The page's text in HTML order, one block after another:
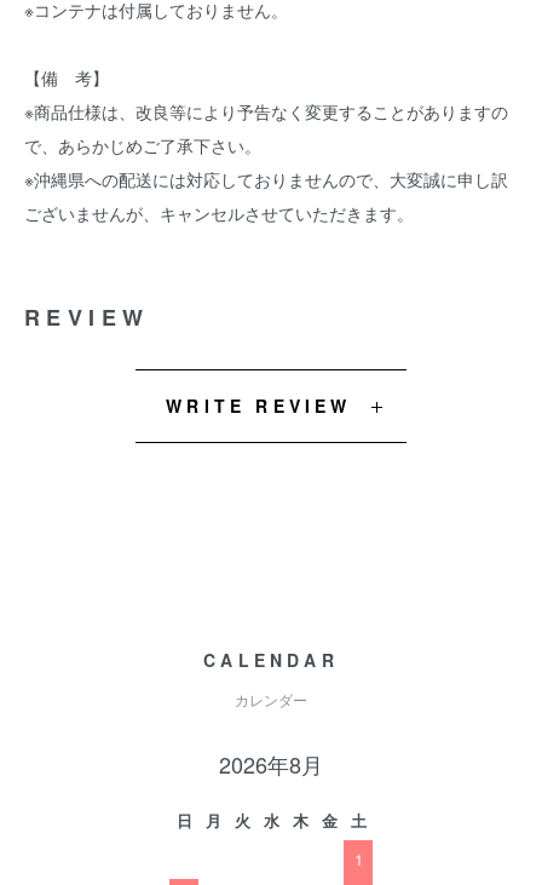
※コンテナは付属しておりません。
【備 考】
※商品仕様は、改良等により予告なく変更することがありますの
で、あらかじめご了承下さい。
※沖縄県への配送には対応しておりませんので、大変誠に申し訳
ございませんが、キャンセルさせていただきます。
REVIEW
WRITE REVIEW
CALENDAR
カレンダー
2026年8月
日 月 火 水 木 金
土
1